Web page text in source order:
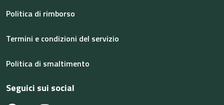
Politica di rimborso
Termini e condizioni del servizio
Politica di smaltimento
Seguici sui social